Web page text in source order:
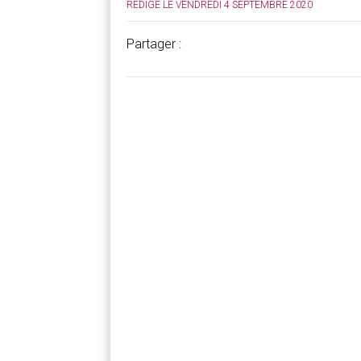
RÉDIGÉ LE VENDREDI 4 SEPTEMBRE 2020
Partager :